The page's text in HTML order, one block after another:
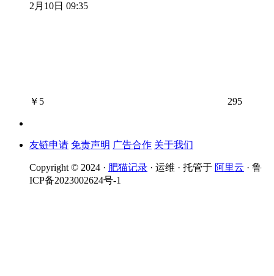
2月10日 09:35
￥ 5 295
友链申请 免责声明 广告合作 关于我们
Copyright © 2024 · 肥猫记录 · 运维 · 托管于 阿里云 · 鲁
ICP备2023002624号-1